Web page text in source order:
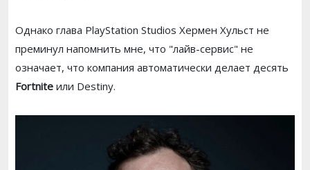
Однако глава PlayStation Studios Хермен Хульст не
преминул напомнить мне, что "лайв-сервис" не
означает, что компания автоматически делает десять
Fortnite или Destiny.